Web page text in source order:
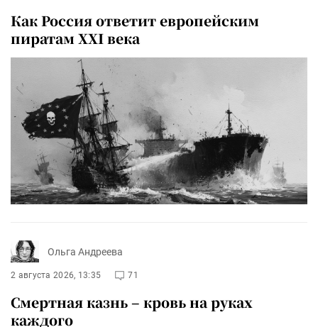
Как Россия ответит европейским
пиратам XXI века
Ольга Андреева
2 августа 2026, 13:35 71
Смертная казнь – кровь на руках
каждого